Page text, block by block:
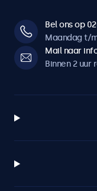
Bel ons op
Maandag t/
Mail naar
Binnen 2